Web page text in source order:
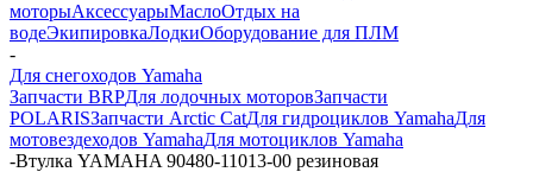
моторыАксессуарыМаслоОтдых на
водеЭкипировкаЛодкиОборудование для ПЛМ
-
Для снегоходов Yamaha
Запчасти BRPДля лодочных моторовЗапчасти
POLARISЗапчасти Arctic CatДля гидроциклов YamahaДля
мотовездеходов YamahaДля мотоциклов Yamaha
-Втулка YAMAHA 90480-11013-00 резиновая